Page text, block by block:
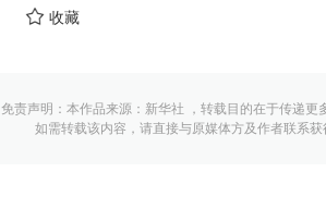
收藏
免责声明：本作品来源：新华社 ，转载目的在于传递
如需转载该内容，请直接与原媒体方及作者联系